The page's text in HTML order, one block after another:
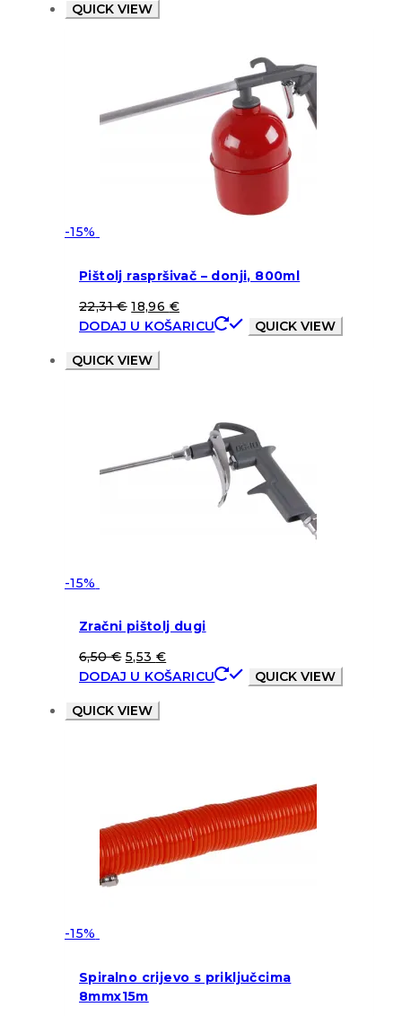
QUICK VIEW
-15%
Pištolj raspršivač – donji, 800ml
22,31€ 18,96 €
DODAJ U KOŠARICU
QUICK VIEW
QUICK VIEW
-15%
Zračni pištolj dugi
6,50€ 5,53 €
DODAJ U KOŠARICU
QUICK VIEW
QUICK VIEW
-15%
Spiralno crijevo s priključcima
8mmx15m